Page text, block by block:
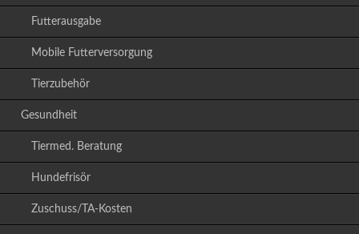
Futterausgabe
Mobile Futterversorgung
Tierzubehör
Gesundheit
Tiermed. Beratung
Hundefrisör
Zuschuss/TA-Kosten